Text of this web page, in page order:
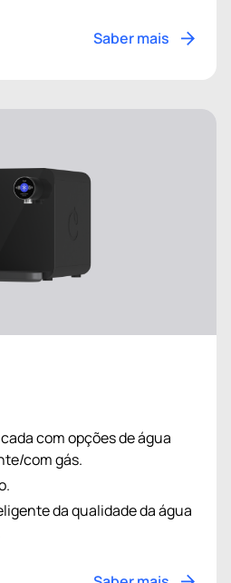
Saber mais
com opções de água
com gás.
da qualidade da água